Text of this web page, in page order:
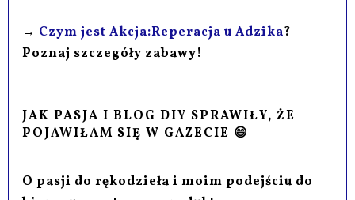
→ Czym jest Akcja:Reperacja u Adzika?
Poznaj szczegóły zabawy!
JAK PASJA I BLOG DIY SPRAWIŁY, ŻE
POJAWIŁAM SIĘ W GAZECIE 😄
O pasji do rękodzieła i moim podejściu do